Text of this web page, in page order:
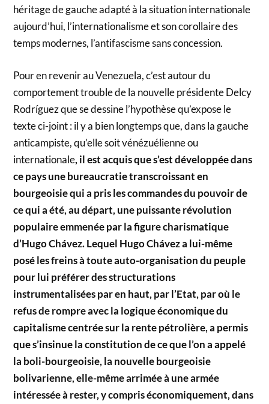
héritage de gauche adapté à la situation internationale
aujourd’hui, l’internationalisme et son corollaire des
temps modernes, l’antifascisme sans concession.
Pour en revenir au Venezuela, c’est autour du
comportement trouble de la nouvelle présidente Delcy
Rodríguez que se dessine l’hypothèse qu’expose le
texte ci-joint : il y a bien longtemps que, dans la gauche
anticampiste, qu’elle soit vénézuélienne ou
internationale, il est acquis que s’est développée dans
ce pays une bureaucratie transcroissant en
bourgeoisie qui a pris les commandes du pouvoir de
ce qui a été, au départ, une puissante révolution
populaire emmenée par la figure charismatique
d’Hugo Chávez. Lequel Hugo Chávez a lui-même
posé les freins à toute auto-organisation du peuple
pour lui préférer des structurations
instrumentalisées par en haut, par l’Etat, par où le
refus de rompre avec la logique économique du
capitalisme centrée sur la rente pétrolière, a permis
que s’insinue la constitution de ce que l’on a appelé
la boli-bourgeoisie, la nouvelle bourgeoisie
bolivarienne, elle-même arrimée à une armée
intéressée à rester, y compris économiquement, dans